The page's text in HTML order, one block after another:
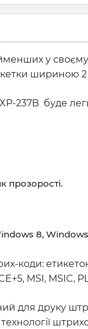
у своєму
237B буде
прозорості.
8,
етикеток:
MSI, MSIC,
друку